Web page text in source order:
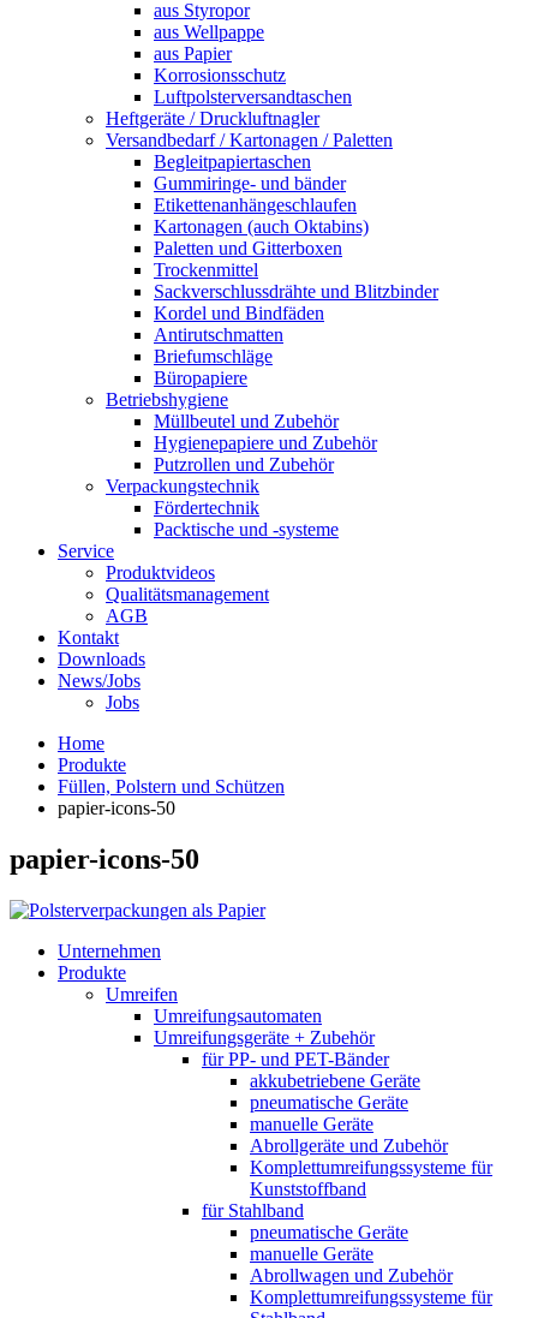
aus Styropor
aus Wellpappe
aus Papier
Korrosionsschutz
Luftpolsterversandtaschen
Heftgeräte / Druckluftnagler
Versandbedarf / Kartonagen / Paletten
Begleitpapiertaschen
Gummiringe- und bänder
Etikettenanhängeschlaufen
Kartonagen (auch Oktabins)
Paletten und Gitterboxen
Trockenmittel
Sackverschlussdrähte und Blitzbinder
Kordel und Bindfäden
Antirutschmatten
Briefumschläge
Büropapiere
Betriebshygiene
Müllbeutel und Zubehör
Hygienepapiere und Zubehör
Putzrollen und Zubehör
Verpackungstechnik
Fördertechnik
Packtische und -systeme
Service
Produktvideos
Qualitätsmanagement
AGB
Kontakt
Downloads
News/Jobs
Jobs
Home
Produkte
Füllen, Polstern und Schützen
papier-icons-50
papier-icons-50
Unternehmen
Produkte
Umreifen
Umreifungsautomaten
Umreifungsgeräte + Zubehör
für PP- und PET-Bänder
akkubetriebene Geräte
pneumatische Geräte
manuelle Geräte
Abrollgeräte und Zubehör
Komplett­umreifungs­systeme für
Kunststoffband
für Stahlband
pneumatische Geräte
manuelle Geräte
Abrollwagen und Zubehör
Komplett­umreifungs­systeme für